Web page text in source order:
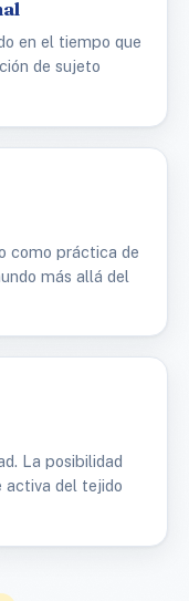
en el tiempo que
de sujeto
como práctica de
más allá del
La posibilidad
activa del tejido